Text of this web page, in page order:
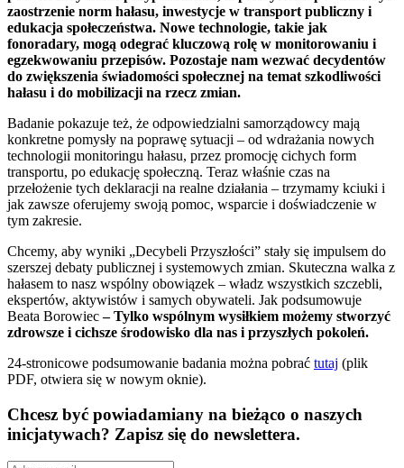
zaostrzenie norm hałasu, inwestycje w transport publiczny i
edukacja społeczeństwa. Nowe technologie, takie jak
fonoradary, mogą odegrać kluczową rolę w monitorowaniu i
egzekwowaniu przepisów. Pozostaje nam wezwać decydentów
do zwiększenia świadomości społecznej na temat szkodliwości
hałasu i do mobilizacji na rzecz zmian.
Badanie pokazuje też, że odpowiedzialni samorządowcy mają
konkretne pomysły na poprawę sytuacji – od wdrażania nowych
technologii monitoringu hałasu, przez promocję cichych form
transportu, po edukację społeczną. Teraz właśnie czas na
przełożenie tych deklaracji na realne działania – trzymamy kciuki i
jak zawsze oferujemy swoją pomoc, wsparcie i doświadczenie w
tym zakresie.
Chcemy, aby wyniki „Decybeli Przyszłości” stały się impulsem do
szerszej debaty publicznej i systemowych zmian. Skuteczna walka z
hałasem to nasz wspólny obowiązek – władz wszystkich szczebli,
ekspertów, aktywistów i samych obywateli. Jak podsumowuje
Beata Borowiec– Tylko wspólnym wysiłkiem możemy stworzyć
zdrowsze i cichsze środowisko dla nas i przyszłych pokoleń.
24-stronicowe podsumowanie badania można pobrać tutaj (plik
PDF, otwiera się w nowym oknie).
Chcesz być powiadamiany na bieżąco o naszych
inicjatywach? Zapisz się do newslettera.